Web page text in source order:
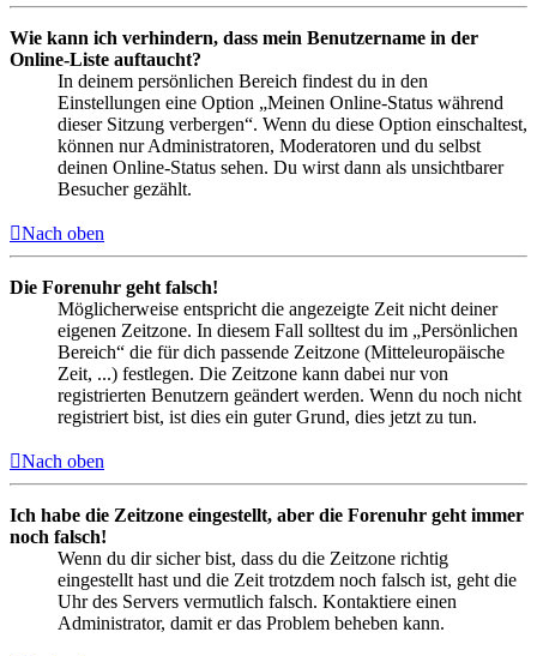
Wie kann ich verhindern, dass mein Benutzername in der
Online-Liste auftaucht?
In deinem persönlichen Bereich findest du in den
Einstellungen eine Option „Meinen Online-Status während
dieser Sitzung verbergen“. Wenn du diese Option einschaltest,
können nur Administratoren, Moderatoren und du selbst
deinen Online-Status sehen. Du wirst dann als unsichtbarer
Besucher gezählt.
Nach oben
Die Forenuhr geht falsch!
Möglicherweise entspricht die angezeigte Zeit nicht deiner
eigenen Zeitzone. In diesem Fall solltest du im „Persönlichen
Bereich“ die für dich passende Zeitzone (Mitteleuropäische
Zeit, ...) festlegen. Die Zeitzone kann dabei nur von
registrierten Benutzern geändert werden. Wenn du noch nicht
registriert bist, ist dies ein guter Grund, dies jetzt zu tun.
Nach oben
Ich habe die Zeitzone eingestellt, aber die Forenuhr geht immer
noch falsch!
Wenn du dir sicher bist, dass du die Zeitzone richtig
eingestellt hast und die Zeit trotzdem noch falsch ist, geht die
Uhr des Servers vermutlich falsch. Kontaktiere einen
Administrator, damit er das Problem beheben kann.